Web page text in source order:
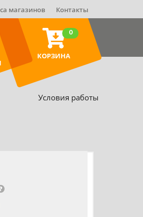
магазинов Контакты
КОРЗИНА
0
Условия работы